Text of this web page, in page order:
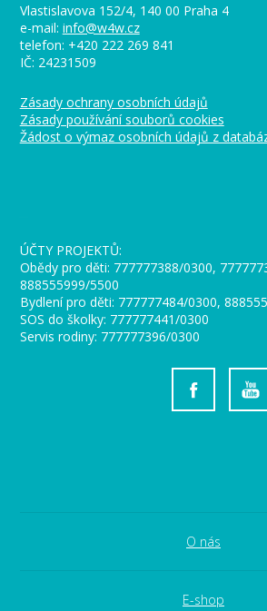
Vlastislavova 152/4, 140 00 Praha 4
e-mail: info@w4w.cz
telefon: +420 222 269 841
IČ: 24231509
Zásady ochrany osobních údajů
Zásady používání souborů cookies
Žádost o výmaz osobních údajů z
ÚČTY PROJEKTŮ:
Obědy pro děti: 777777388/0300,
888555999/5500
Bydlení pro děti: 777777484/0300,
SOS do školky: 777777441/0300
Servis rodiny: 777777396/0300
O nás
E-shop